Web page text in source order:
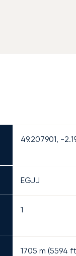
49.207901, -
EGJJ
1
1705 m (5594